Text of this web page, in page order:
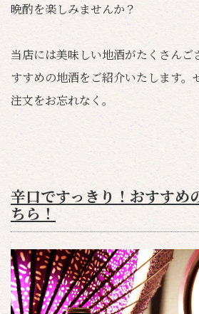
晩酌を楽しみませんか？
当店には美味しい地酒がたくさんご
すすめの地酒をご紹介いたします。
注文をお忘れなく。
辛口ですっきり！おすすめ
ちら！